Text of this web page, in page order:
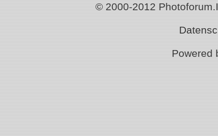
© 2000-2012
Powered